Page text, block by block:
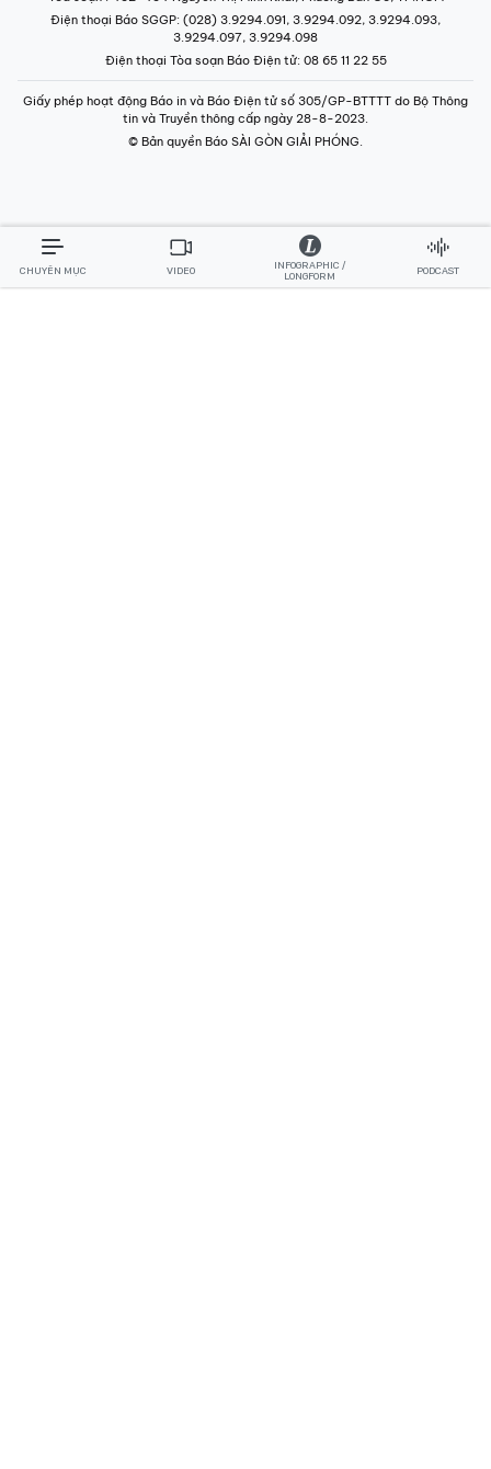
Điện thoại Báo SGGP: (028) 3.9294.091, 3.9294.092, 3.9294.093,
3.9294.097, 3.9294.098
Điện thoại Tòa soạn Báo Điện tử: 08 65 11 22 55
Giấy phép hoạt động Báo in và Báo Điện tử số 305/GP-BTTTT do Bộ Thông
tin và Truyền thông cấp ngày 28-8-2023.
© Bản quyền Báo SÀI GÒN GIẢI PHÓNG.
CHUYÊN MỤC VIDEO
INFOGRAPHIC /
LONGFORM
PODCAST